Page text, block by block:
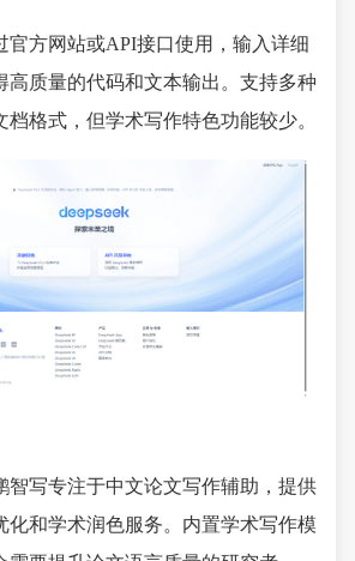
官方网站或API接口使用，输入详细
高质量的代码和文本输出。支持多种
格式，但学术写作特色功能较少。
智写专注于中文论文写作辅助，提供
化和学术润色服务。内置学术写作模